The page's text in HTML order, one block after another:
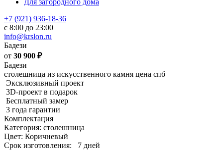
Для загородного дома
+7 (921) 936-18-36
с 8:00 до 23:00
info@krslon.ru
Бадези
от 30 900 ₽
Бадези
столешница из искусственного камня цена спб
Эксклюзивный проект
3D-проект в подарок
Бесплатный замер
3 года гарантии
Комплектация
Категория: столешница
Цвет: Коричневый
Срок изготовления:
7 дней